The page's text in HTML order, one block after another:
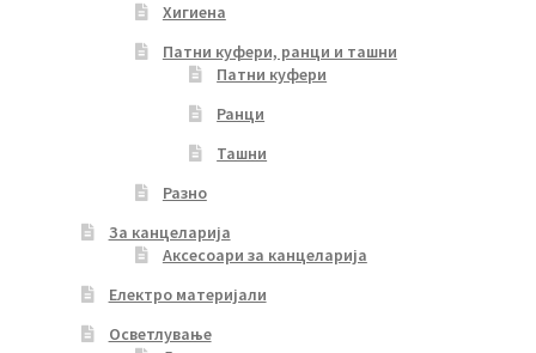
Хигиена
Патни куфери, ранци и ташни
Патни куфери
Ранци
Ташни
Разно
За канцеларија
Аксесоари за канцеларија
Електро материјали
Осветлување